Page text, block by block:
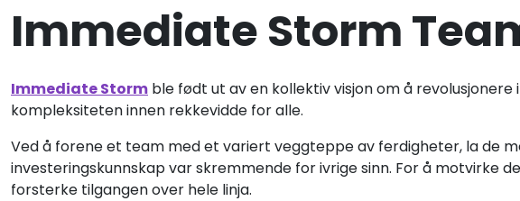
Immediate Storm
Immediate Storm ble født ut av en kollektiv visjon om å
kompleksiteten innen rekkevidde for alle.
Ved å forene et team med et variert veggteppe av ferdigheter, la de
investeringskunnskap var skremmende for ivrige sinn. For å motvirke
forsterke tilgangen over hele linja.